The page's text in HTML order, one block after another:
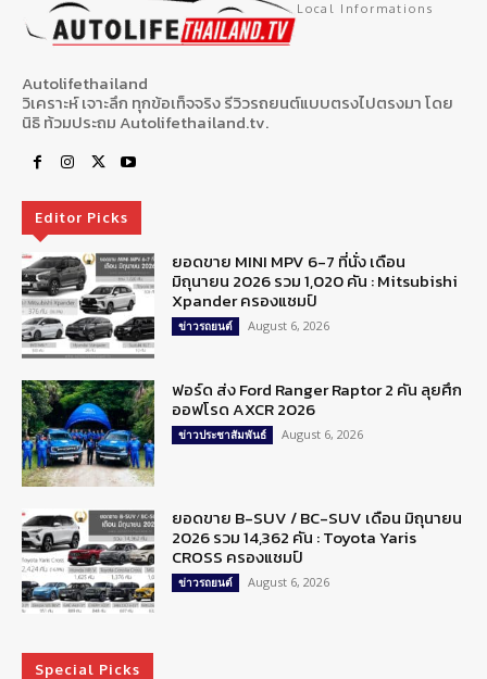
Local Informations
Autolifethailand
วิเคราะห์ เจาะลึก ทุกข้อเท็จจริง รีวิวรถยนต์แบบตรงไปตรงมา โดย
นิธิ ท้วมประถม Autolifethailand.tv.
Editor Picks
ยอดขาย MINI MPV 6-7 ที่นั่ง เดือน
มิถุนายน 2026 รวม 1,020 คัน : Mitsubishi
Xpander ครองแชมป์
ข่าวรถยนต์ August 6, 2026
ฟอร์ด ส่ง Ford Ranger Raptor 2 คัน ลุยศึก
ออฟโรด AXCR 2026
ข่าวประชาสัมพันธ์ August 6, 2026
ยอดขาย B-SUV / BC-SUV เดือน มิถุนายน
2026 รวม 14,362 คัน : Toyota Yaris
CROSS ครองแชมป์
ข่าวรถยนต์ August 6, 2026
Special Picks